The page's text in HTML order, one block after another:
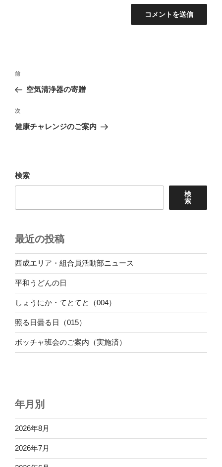
投
ナ
ビ
ゲ
ン
前
の
稿
前
空気清浄器の寄贈
次
の
次
健康チャレンジのご案内
検索
検
索
最近の投稿
西成エリア・組合員活動部ニュース
平和うどんの日
しょうにか・てとてと（004）
照る日曇る日（015）
ボッチャ班会のご案内（実施済）
年月別
2026年8月
2026年7月